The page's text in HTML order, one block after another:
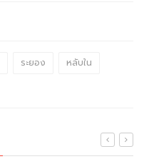
ระยอง
หลับใน